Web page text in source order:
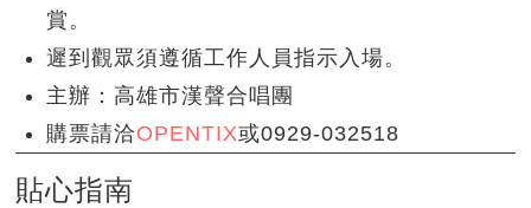
賞。
遲到觀眾須遵循工作人員指示入場。
主辦：高雄市漢聲合唱團
購票請洽OPENTIX或0929-032518
貼心指南